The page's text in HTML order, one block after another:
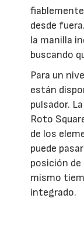
desde
la manilla
buscando
Para un
están
pulsador.
Roto
de los
puede
posición de
mismo
integrado.